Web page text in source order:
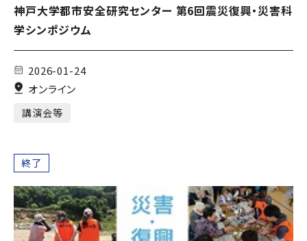
神戸大学都市安全研究センター 第6回震災復興・災害科
学シンポジウム
2026-01-24
オンライン
講演会等
終了